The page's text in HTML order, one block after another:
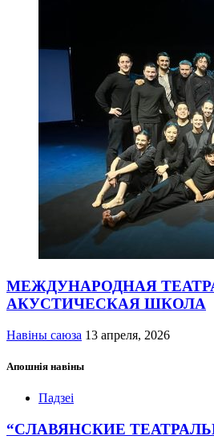
МЕЖДУНАРОДНАЯ
АКУСТИЧЕСКАЯ ШКОЛА
Навіны саюза 13 апреля, 2026
Апошнія навіны
Падзеі
“СЛАВЯНСКИЕ